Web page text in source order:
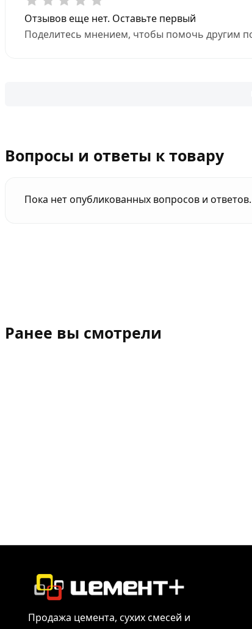
Отзывов еще нет. Оставьте первый
Поделитесь мнением, чтобы помочь другим
Вопросы и ответы к товару
Пока нет опубликованных вопросов и ответов.
Ранее вы смотрели
Продажа цемента, сухих смесей и